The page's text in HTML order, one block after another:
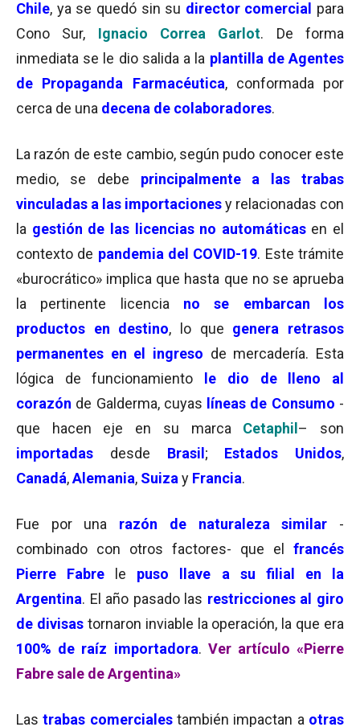
Chile, ya se quedó sin su director comercial
para
Cono Sur, Ignacio Correa Garlot. De forma
inmediata se le dio salida a la plantilla de Agentes
de Propaganda Farmacéutica, conformada por
cerca de una decena de colaboradores.
La razón de este cambio, según pudo conocer este
medio, se debe principalmente a las trabas
vinculadas a las importacionesy relacionadas con
la gestión de las licencias no automáticasen el
contexto de pandemia del COVID-19. Este trámite
«burocrático» implica que hasta que no se aprueba
la pertinente licencia no se embarcan los
productos en destino, lo que genera retrasos
permanentes en el ingreso de mercadería. Esta
lógica de funcionamiento
le dio de lleno al
corazón de Galderma, cuyas líneas de Consumo -
que hacen eje en su marca Cetaphil – son
importadas desde Brasil ; Estados Unidos,
Canadá,Alemania, Suiza y Francia.
Fue por una razón de naturaleza similar -
combinado con otros factores- que el francés
Pierre Fabre le puso llave a su filial en la
Argentina. El año pasado las restricciones al giro
de divisastornaron inviable la operación, la que era
100% de raíz importadora. Ver artículo «Pierre
Fabre sale de Argentina»
Lastrabas comercialestambién impactan a otras